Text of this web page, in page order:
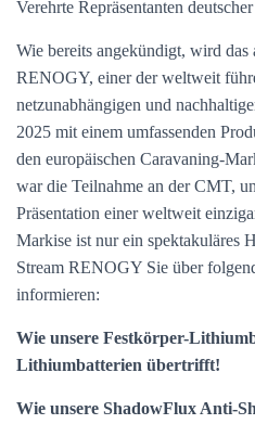
Verehrte Repräsentanten
Wie bereits angekündigt, wird das
RENOGY, einer der weltweit
netzunabhängigen und
2025 mit einem umfassenden
den europäischen Caravaning-
war die Teilnahme an der CMT,
Präsentation einer weltweit
Markise ist nur ein spektakuläres
Stream RENOGY Sie über
informieren:
Wie unsere Festkörper-
Lithiumbatterien übertrifft!
Wie unsere ShadowFlux Anti-